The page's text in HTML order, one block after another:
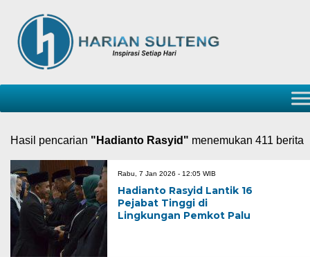
Hasil pencarian "Hadianto Rasyid" menemukan 411 berita
Rabu, 7 Jan 2026 - 12:05 WIB
Hadianto Rasyid Lantik 16
Pejabat Tinggi di
Lingkungan Pemkot Palu